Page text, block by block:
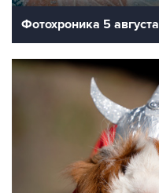
Фотохроника 5 августа